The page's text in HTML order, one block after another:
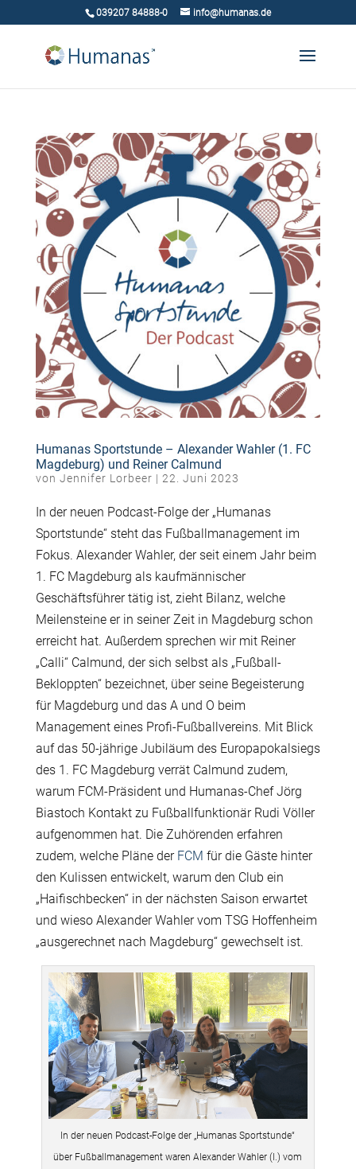
039207 84888-0 info@humanas.de
Humanas Sportstunde – Alexander Wahler (1. FC
Magdeburg) und Reiner Calmund
von Jennifer Lorbeer | 22. Juni 2023
In der neuen Podcast-Folge der „Humanas
Sportstunde“ steht das Fußballmanagement im
Fokus. Alexander Wahler, der seit einem Jahr beim
1. FC Magdeburg als kaufmännischer
Geschäftsführer tätig ist, zieht Bilanz, welche
Meilensteine er in seiner Zeit in Magdeburg schon
erreicht hat. Außerdem sprechen wir mit Reiner
„Calli“ Calmund, der sich selbst als „Fußball-
Bekloppten“ bezeichnet, über seine Begeisterung
für Magdeburg und das A und O beim
Management eines Profi-Fußballvereins. Mit Blick
auf das 50-jährige Jubiläum des Europapokalsiegs
des 1. FC Magdeburg verrät Calmund zudem,
warum FCM-Präsident und Humanas-Chef Jörg
Biastoch Kontakt zu Fußballfunktionär Rudi Völler
aufgenommen hat. Die Zuhörenden erfahren
zudem, welche Pläne derFCM für die Gäste hinter
den Kulissen entwickelt, warum den Club ein
„Haifischbecken“ in der nächsten Saison erwartet
und wieso Alexander Wahler vom TSG Hoffenheim
„ausgerechnet nach Magdeburg“ gewechselt ist.
In der neuen Podcast-Folge der „Humanas Sportstunde“
über Fußballmanagement waren Alexander Wahler (l.) vom